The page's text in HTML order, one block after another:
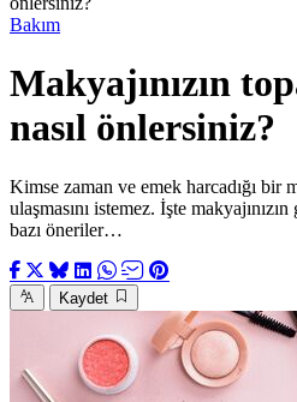
Bakım
Makyajınızın
nasıl önlersiniz?
Kimse zaman ve emek harcadığı bir
ulaşmasını istemez. İşte
bazı öneriler…
Kaydet